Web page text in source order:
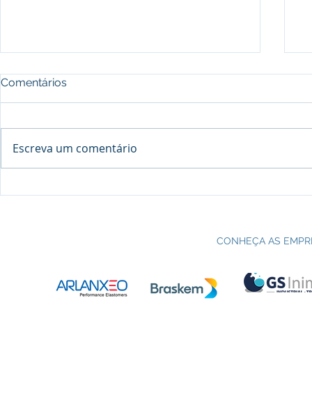
Comentários
Escreva um comentário
CONHEÇA AS